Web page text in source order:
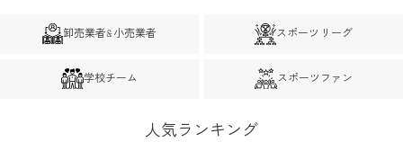
卸売業者&小売業者 スポーツリーグ
学校チーム スポーツファン
人気ランキング